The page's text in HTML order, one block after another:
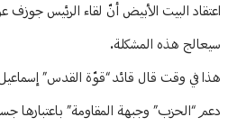
اعتقاد البيت الأبيض أنّ لقاء الرئيس جوزف
سيعالج هذه المشكلة.
هذا في وقت قال قائد “قوّة القدس”
دعم “الحزب” وجبهة المقاومة” باعتبارها